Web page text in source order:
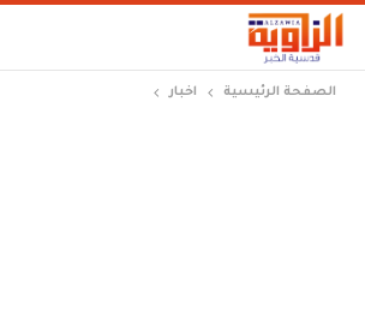
الصفحة الرئيسية اخبار